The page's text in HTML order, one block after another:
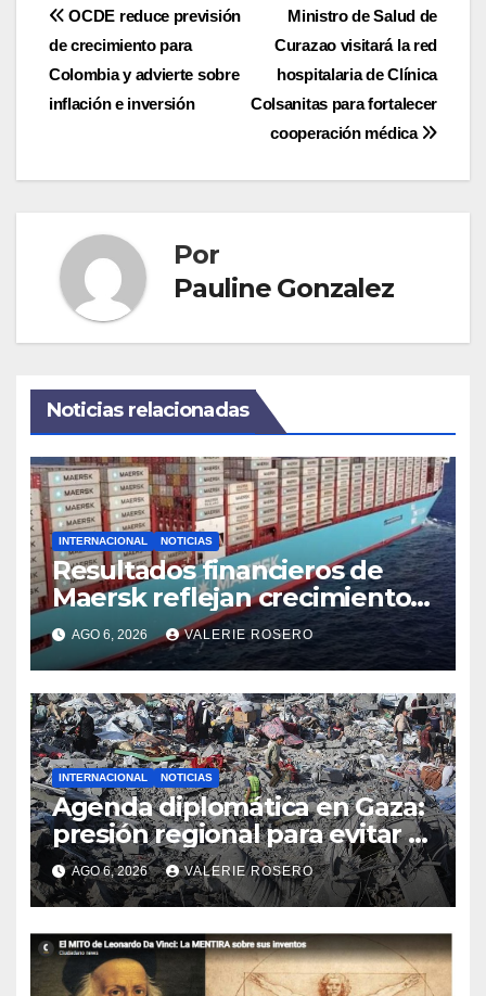
Navegación
de
entradas
Ministro de Salud de
Curazao visitará la red
hospitalaria de Clínica
Colsanitas para fortalecer
cooperación médica
OCDE reduce previsión
de crecimiento para
Colombia y advierte sobre
inflación e inversión
Por
Pauline Gonzalez
Noticias relacionadas
INTERNACIONAL NOTICIAS
Resultados financieros de
Maersk reflejan crecimiento
logístico en medio de un
mercado desafiante
AGO 6, 2026 VALERIE ROSERO
INTERNACIONAL NOTICIAS
Agenda diplomática en Gaza:
presión regional para evitar el
colapso del acuerdo de paz
AGO 6, 2026 VALERIE ROSERO